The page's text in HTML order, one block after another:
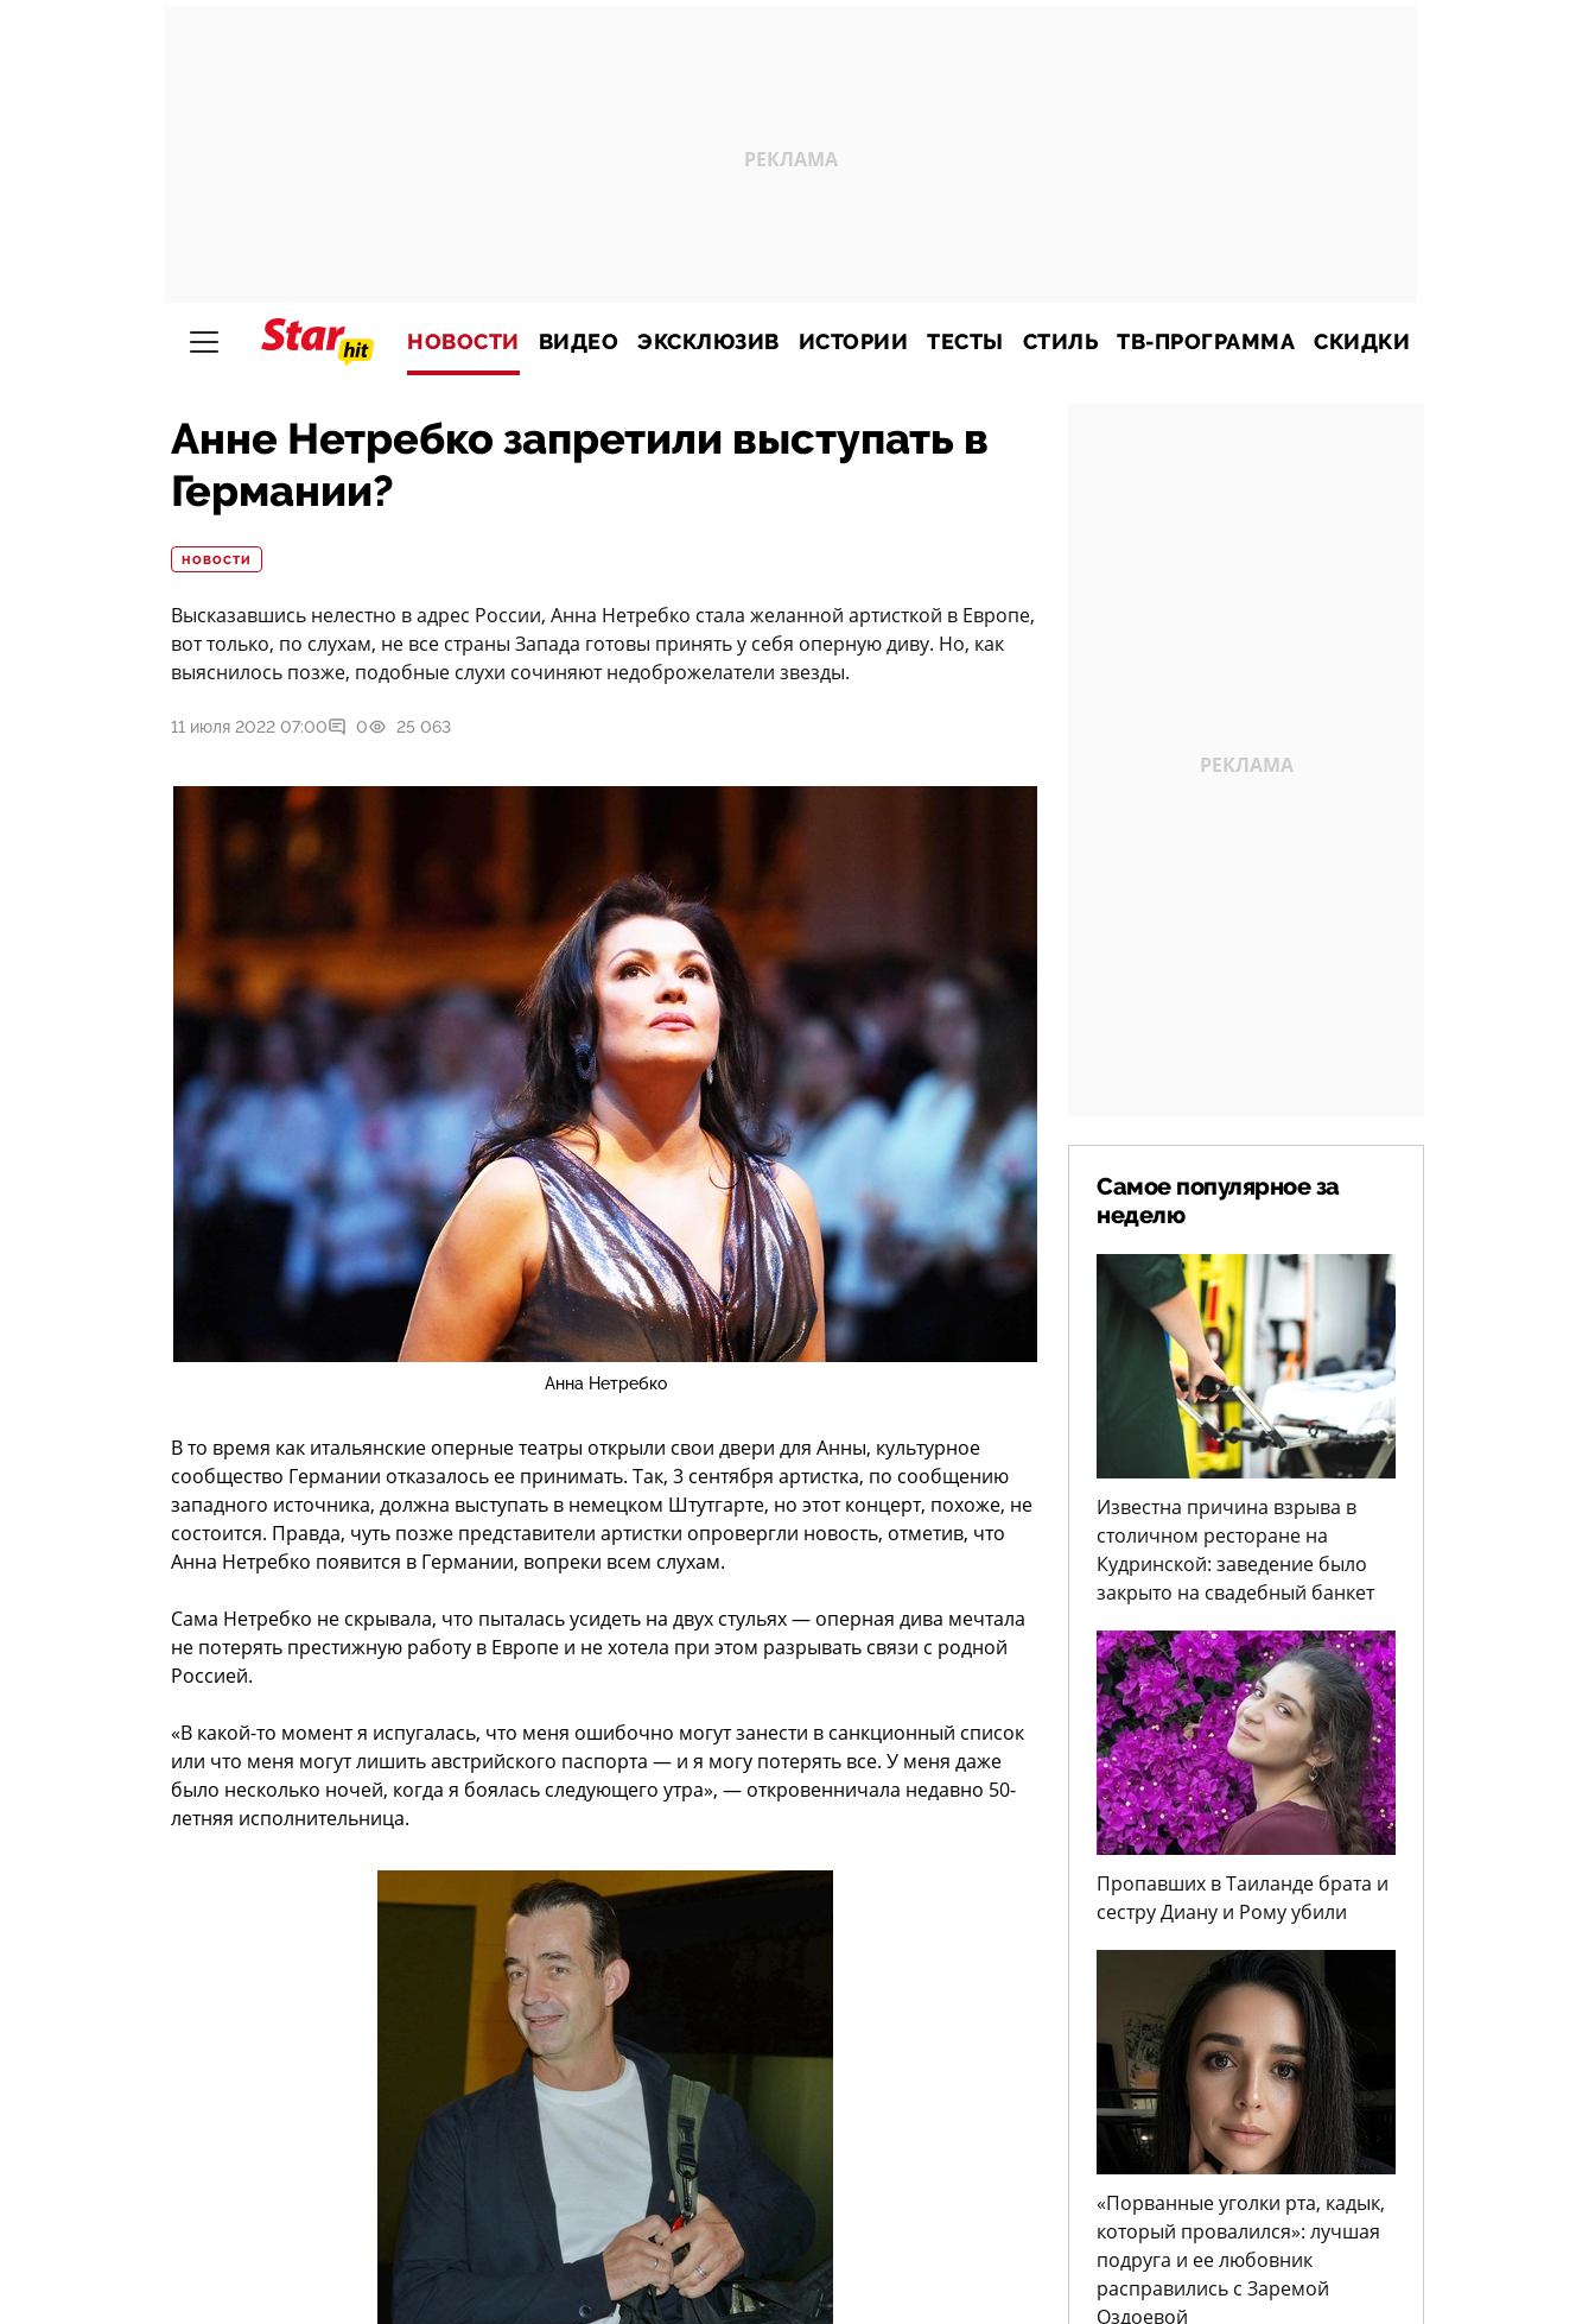
НОВОСТИ ВИДЕО ЭКСКЛЮЗИВ ИСТОРИИ ТЕСТЫ СТИЛЬ ТВ-ПРОГРАММА СКИДКИ
Анне Нетребко запретили выступать в
Германии?
НОВОСТИ
Высказавшись нелестно в адрес России, Анна Нетребко стала желанной артисткой в Европе,
вот только, по слухам, не все страны Запада готовы принять у себя оперную диву. Но, как
выяснилось позже, подобные слухи сочиняют недоброжелатели звезды.
11 июля 2022 07:00 0 25 063
Анна Нетребко
В то время как итальянские оперные театры открыли свои двери для Анны, культурное
сообщество Германии отказалось ее принимать. Так, 3 сентября артистка, по сообщению
западного источника, должна выступать в немецком Штутгарте, но этот концерт, похоже, не
состоится. Правда, чуть позже представители артистки опровергли новость, отметив, что
Анна Нетребко появится в Германии, вопреки всем слухам.
Сама Нетребко не скрывала, что пыталась усидеть на двух стульях — оперная дива мечтала
не потерять престижную работу в Европе и не хотела при этом разрывать связи с родной
Россией.
«В какой-то момент я испугалась, что меня ошибочно могут занести в санкционный список
или что меня могут лишить австрийского паспорта — и я могу потерять все. У меня даже
было несколько ночей, когда я боялась следующего утра», — откровенничала недавно 50-
летняя исполнительница.
Самое популярное за
неделю
Известна причина взрыва в
столичном ресторане на
Кудринской: заведение было
закрыто на свадебный банкет
Пропавших в Таиланде брата и
сестру Диану и Рому убили
«Порванные уголки рта, кадык,
который провалился»: лучшая
подруга и ее любовник
расправились с Заремой
Оздоевой